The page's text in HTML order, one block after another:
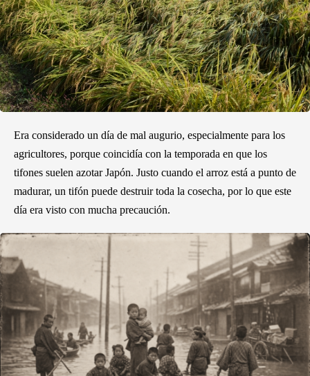
Era considerado un día de mal augurio, especialmente para los
agricultores, porque coincidía con la temporada en que los
tifones suelen azotar Japón. Justo cuando el arroz está a punto de
madurar, un tifón puede destruir toda la cosecha, por lo que este
día era visto con mucha precaución.